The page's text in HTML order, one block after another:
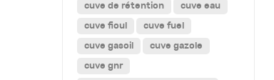
cuve de rétention cuve eau
cuve fioul cuve fuel
cuve gasoil cuve gazole
cuve gnr